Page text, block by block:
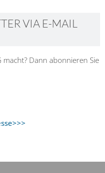
VIA E-MAIL
macht? Dann abonnieren Sie